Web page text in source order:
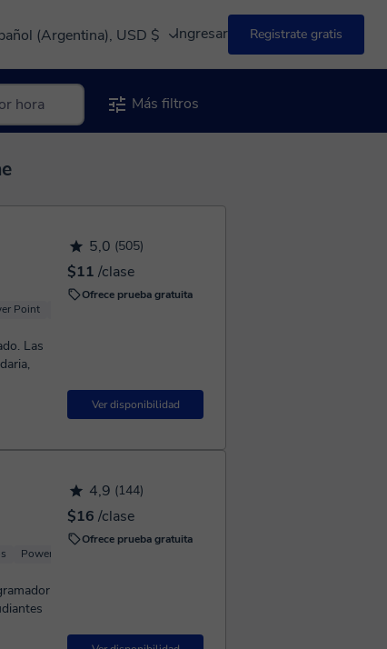
(Argentina), USD $ Ingresar Registrate gratis
Más filtros
5,0 (505)
$11 /clase
Ofrece prueba gratuita
Ver disponibilidad
Point
4,9 (144)
$16 /clase
Ofrece prueba gratuita
Power Point